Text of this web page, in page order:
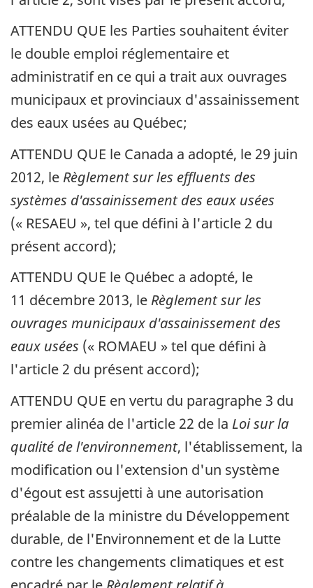
ATTENDU QUE les Parties souhaitent éviter
le double emploi réglementaire et
administratif en ce qui a trait aux ouvrages
municipaux et provinciaux d'assainissement
des eaux usées au Québec;
ATTENDU QUE le Canada a adopté, le 29 juin
2012, le Règlement sur les effluents des
systèmes d'assainissement des eaux usées
(« RESAEU », tel que défini à l'article 2 du
présent accord);
ATTENDU QUE le Québec a adopté, le
11 décembre 2013, le Règlement sur les
ouvrages municipaux d'assainissement des
eaux usées (« ROMAEU » tel que défini à
l'article 2 du présent accord);
ATTENDU QUE en vertu du paragraphe 3 du
premier alinéa de l'article 22 de la Loi sur la
qualité de l'environnement, l'établissement, la
modification ou l'extension d'un système
d'égout est assujetti à une autorisation
préalable de la ministre du Développement
durable, de l'Environnement et de la Lutte
contre les changements climatiques et est